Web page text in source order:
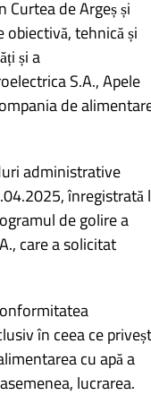
de Argeș și
tehnică și
și a
S.A., Apele
de
administrative
înregistrată
de golire a
care a solicitat
în ceea ce
cu apă a
lucrarea.